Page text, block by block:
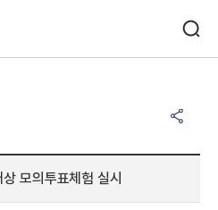
모의투표체험 실시